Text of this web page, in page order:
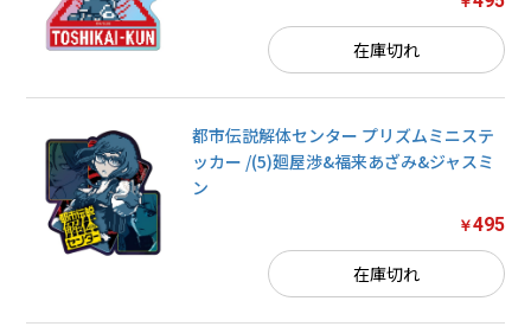
在庫切れ
都市伝説解体センター プリズムミニステ
ッカー /(5)廻屋渉&福来あざみ&ジャスミ
ン
￥495
在庫切れ